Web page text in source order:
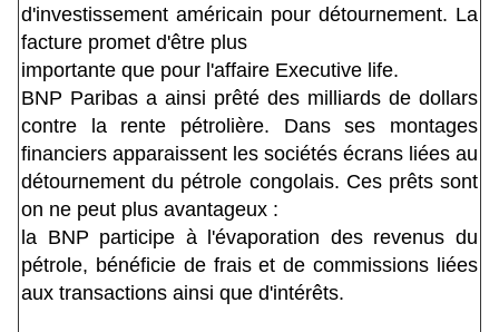
d'investissement américain pour détournement. La
facture promet d'être plus
importante que pour l'affaire Executive life.
BNP Paribas a ainsi prêté des milliards de dollars
contre la rente pétrolière. Dans ses montages
financiers apparaissent les sociétés écrans liées au
détournement du pétrole congolais. Ces prêts sont
on ne peut plus avantageux :
la BNP participe à l'évaporation des revenus du
pétrole, bénéficie de frais et de commissions liées
aux transactions ainsi que d'intérêts.